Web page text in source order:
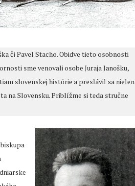
či Pavel Stacho. Obidve tieto osobnosti
sme venovali osobe Juraja Janošku,
slovenskej histórie a preslávil sa nielen
na Slovensku. Priblížme si teda stručne